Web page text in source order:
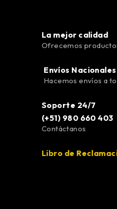
La mejor calidad
Ofrecemos
Envíos
Hacemos envíos a
Soporte 24/7
(+51) 980 660 403
Contáctanos
Libro de